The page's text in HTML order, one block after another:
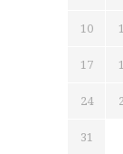
10
17
24
31